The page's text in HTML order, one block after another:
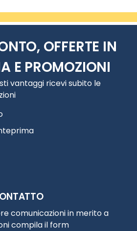
OFFERTE IN
E PROMOZIONI
vantaggi ricevi subito le
comunicazioni in merito a
compila il form